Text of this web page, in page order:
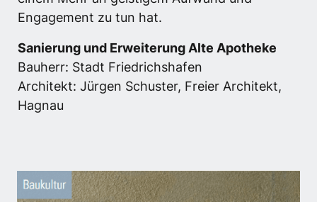
Engagement zu tun hat.
Sanierung und Erweiterung Alte Apotheke
Bauherr: Stadt Friedrichshafen
Architekt: Jürgen Schuster, Freier Architekt,
Hagnau